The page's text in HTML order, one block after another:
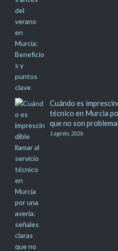
Cuándo es
técnico en Murcia
que no son
1 agosto, 2026